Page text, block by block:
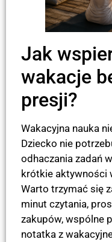
Jak
wakacje
presji?
Wakacyjna nauka
Dziecko nie
odhaczania zadań
krótkie aktywności
Warto trzymać się
minut czytania,
zakupów, wspólne
notatka z